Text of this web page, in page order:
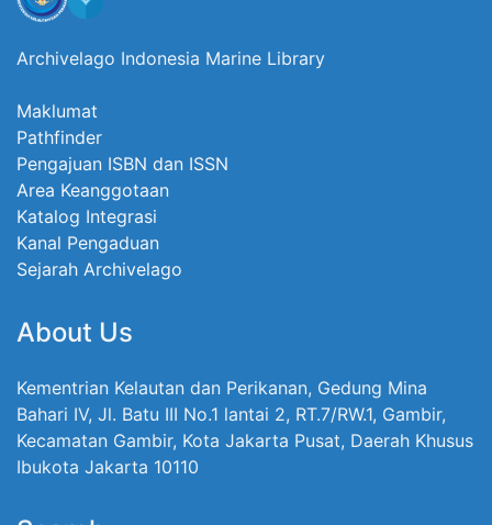
Archivelago Indonesia Marine Library
Maklumat
Pathfinder
Pengajuan ISBN dan ISSN
Area Keanggotaan
Katalog Integrasi
Kanal Pengaduan
Sejarah Archivelago
About Us
Kementrian Kelautan dan Perikanan, Gedung Mina
Bahari IV, Jl. Batu III No.1 lantai 2, RT.7/RW.1, Gambir,
Kecamatan Gambir, Kota Jakarta Pusat, Daerah Khusus
Ibukota Jakarta 10110